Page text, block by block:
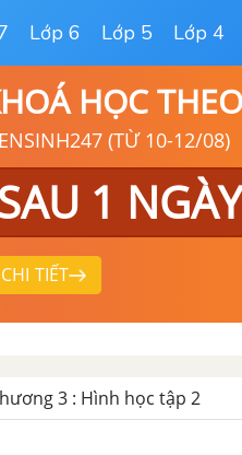
Lớp 6 Lớp 5 Lớp 4
HỌC
(TỪ 10-12/08)
1 NGÀY
TIẾT
3 : Hình học tập 2